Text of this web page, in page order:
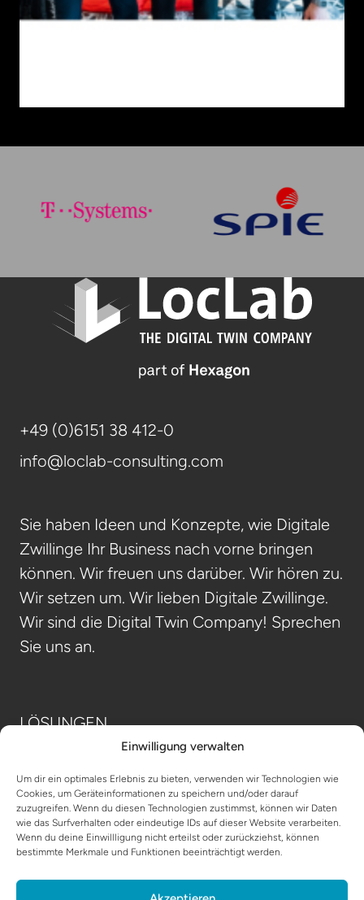
Einwilligung verwalten
Um dir ein optimales Erlebnis zu bieten, verwenden wir Technologien wie
Cookies, um Geräteinformationen zu speichern und/oder darauf
zuzugreifen. Wenn du diesen Technologien zustimmst, können wir Daten
wie das Surfverhalten oder eindeutige IDs auf dieser Website verarbeiten.
Wenn du deine Einwillligung nicht erteilst oder zurückziehst, können
bestimmte Merkmale und Funktionen beeinträchtigt werden.
+49 (0)6151 38 412-0
info@loclab-consulting.com
Sie haben Ideen und Konzepte, wie Digitale
Zwillinge Ihr Business nach vorne bringen
können. Wir freuen uns darüber. Wir hören zu.
Wir setzen um. Wir lieben Digitale Zwillinge.
Wir sind die Digital Twin Company! Sprechen
Sie uns an.
LÖSUNGEN
TECHNOLOGIE
ÜBER UNS
IHR PROJEKT